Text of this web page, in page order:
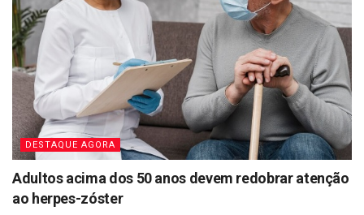
DESTAQUE AGORA
Adultos acima dos 50 anos devem redobrar atenção
ao herpes-zóster